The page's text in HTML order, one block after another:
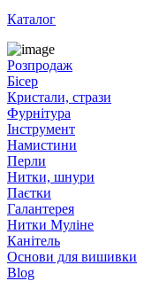
Каталог
Розпродаж
Бісер
Кристали, стрази
Фурнітура
Інструмент
Намистини
Перли
Нитки, шнури
Паєтки
Галантерея
Нитки Муліне
Канітель
Основи для вишивки
Blog